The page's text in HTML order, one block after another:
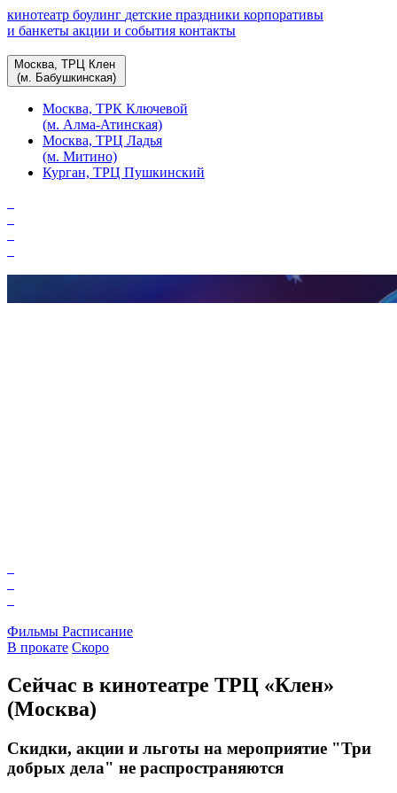
кинотеатр боулинг детские праздники корпоративы
и банкеты акции и события контакты
Москва, ТРЦ Клен
(м. Бабушкинская)
Москва, ТРК Ключевой
(м. Алма-Атинская)
Москва, ТРЦ Ладья
(м. Митино)
Курган, ТРЦ Пушкинский
Фильмы Расписание
В прокате Скоро
Сейчас в кинотеатре ТРЦ «Клен»
(Москва)
Скидки, акции и льготы на мероприятие "Три
добрых дела" не распространяются